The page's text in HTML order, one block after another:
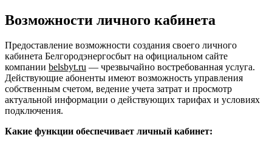
Возможности личного кабинета
Предоставление возможности создания своего личного
кабинета Белгородэнергосбыт на официальном сайте
компании belsbyt.ru — чрезвычайно востребованная услуга.
Действующие абоненты имеют возможность управления
собственным счетом, ведение учета затрат и просмотр
актуальной информации о действующих тарифах и условиях
подключения.
Какие функции обеспечивает личный кабинет: